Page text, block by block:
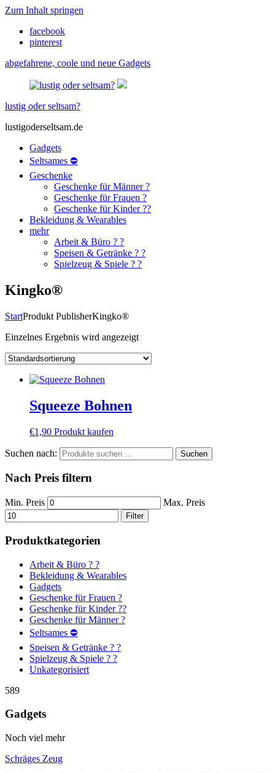
Zum Inhalt springen
facebook
pinterest
abgefahrene, coole und neue Gadgets
lustig oder seltsam?
lustigoderseltsam.de
Gadgets
Seltsames ⛔
Geschenke
Geschenke für Männer ?
Geschenke für Frauen ?
Geschenke für Kinder ??
Bekleidung & Wearables
mehr
Arbeit & Büro ? ?
Speisen & Getränke ? ?
Spielzeug & Spiele ? ?
Kingko®
StartProdukt PublisherKingko®
Einzelnes Ergebnis wird angezeigt
Squeeze Bohnen
€1,90 Produkt kaufen
Suchen nach: Suchen
Nach Preis filtern
Min. Preis Max. Preis
Filter
Produktkategorien
Arbeit & Büro ? ?
Bekleidung & Wearables
Gadgets
Geschenke für Frauen ?
Geschenke für Kinder ??
Geschenke für Männer ?
Seltsames ⛔
Speisen & Getränke ? ?
Spielzeug & Spiele ? ?
Unkategorisiert
589
Gadgets
Noch viel mehr
Schräges Zeug